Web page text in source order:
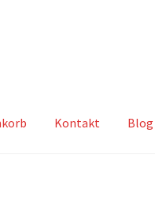
Kontakt Blog